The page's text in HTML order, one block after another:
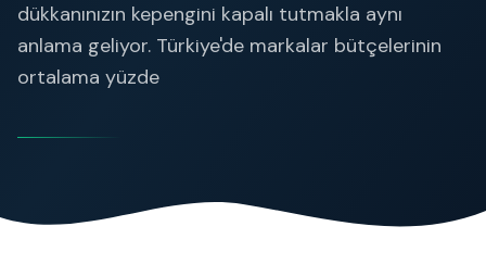
dükkanınızın kepengini kapalı tutmakla aynı
anlama geliyor. Türkiye'de markalar bütçelerinin
ortalama yüzde